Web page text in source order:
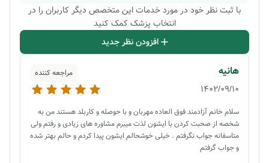
با ثبت نظر خود در مورد خدمات این متخصص دیگر کاربران را در
انتخاب پزشک کمک کنید
افزودن نظر جدید
هانیه مراجعه کننده
1402/09/10
سلام خانم آزادمند فوق العاده مهربان و با حوصله و کاربلد هستند من به
شخصه از صحبت کردن با ایشون لذت میبرم مشاوره های زیادی و رفتم ولی
متاسفانه جواب نگرفتم . خیلی خوشحالم ایشون پیدا کردم و حالم بهتر شده
و جواب گرفتم